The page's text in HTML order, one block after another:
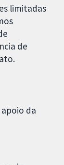
limitadas
de
da